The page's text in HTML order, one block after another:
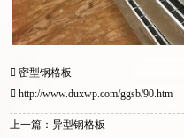
密型钢格板
http://www.duxwp.com/ggsb/90.htm
上一篇：异型钢格板